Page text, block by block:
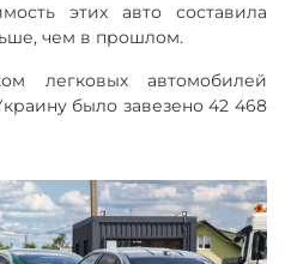
этих авто составила
чем в прошлом.
легковых автомобилей
было завезено 42 468